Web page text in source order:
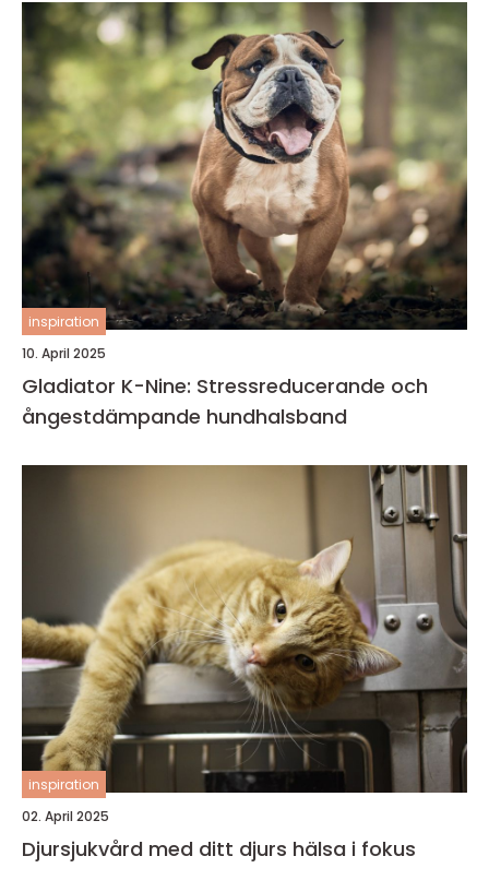
inspiration
10. April 2025
Gladiator K-Nine: Stressreducerande och
ångestdämpande hundhalsband
inspiration
02. April 2025
Djursjukvård med ditt djurs hälsa i fokus